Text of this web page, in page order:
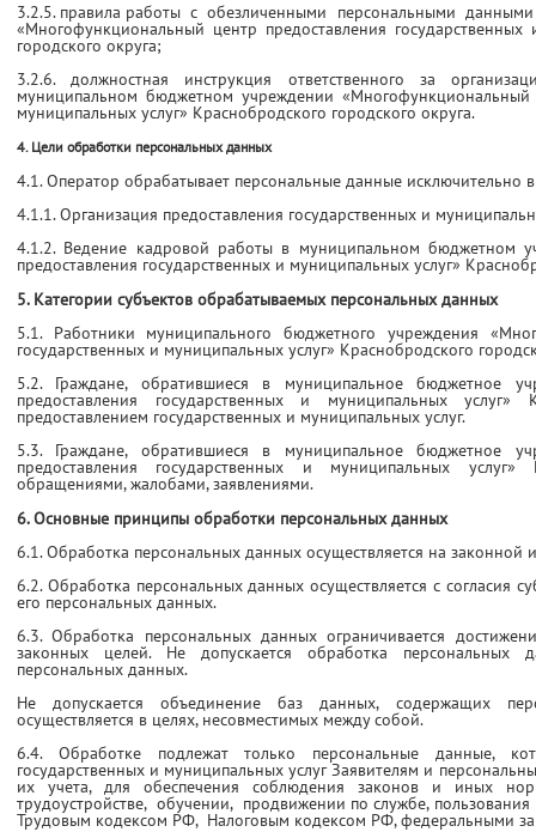
3.2.5. правила работы с обезличенными персональными
«Многофункциональный центр предоставления
городского округа;
3.2.6. должностная инструкция ответственного за
муниципальном бюджетном учреждении «Многофункциональный
муниципальных услуг» Краснобродского городского округа.
4. Цели обработки персональных данных
4.1. Оператор обрабатывает персональные данные исключительно
4.1.1. Организация предоставления государственных и
4.1.2. Ведение кадровой работы в муниципальном бюджетном
предоставления государственных и муниципальных услуг»
5. Категории субъектов обрабатываемых персональных данных
5.1. Работники муниципального бюджетного учреждения
государственных и муниципальных услуг» Краснобродского
5.2. Граждане, обратившиеся в муниципальное бюджетное
предоставления государственных и муниципальных услуг»
предоставлением государственных и муниципальных услуг.
5.3. Граждане, обратившиеся в муниципальное бюджетное
предоставления государственных и муниципальных
обращениями, жалобами, заявлениями.
6. Основные принципы обработки персональных данных
6.1. Обработка персональных данных осуществляется на законной
6.2. Обработка персональных данных осуществляется с согласия
его персональных данных.
6.3. Обработка персональных данных ограничивается
законных целей. Не допускается обработка персональных
персональных данных.
Не допускается объединение баз данных, содержащих
осуществляется в целях, несовместимых между собой.
6.4. Обработке подлежат только персональные данные,
государственных и муниципальных услуг Заявителям и
их учета, для обеспечения соблюдения законов и иных
трудоустройстве, обучении, продвижении по службе, пользования
Трудовым кодексом РФ, Налоговым кодексом РФ, федеральными